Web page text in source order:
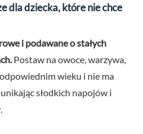
dla dziecka, które nie chce
i podawane o stałych
Postaw na owoce, warzywa,
wieku i nie ma
słodkich napojów i